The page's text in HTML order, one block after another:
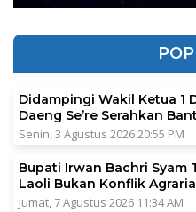
Didampingi Wakil Ketua 1
Daeng Se’re Serahkan
Senin, 3 Agustus 2026 20:55 PM
Bupati Irwan Bachri Syam
Laoli Bukan Konflik Agraria
Jumat, 7 Agustus 2026 11:34 AM